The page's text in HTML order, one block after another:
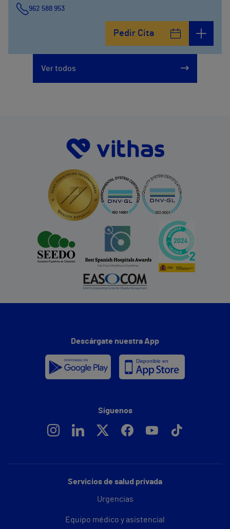
962 588 953
Pedir Cita
Ver todos
Servicios de salud privada
Urgencias
Equipo médico y asistencial
Descárgate nuestra App
Síguenos